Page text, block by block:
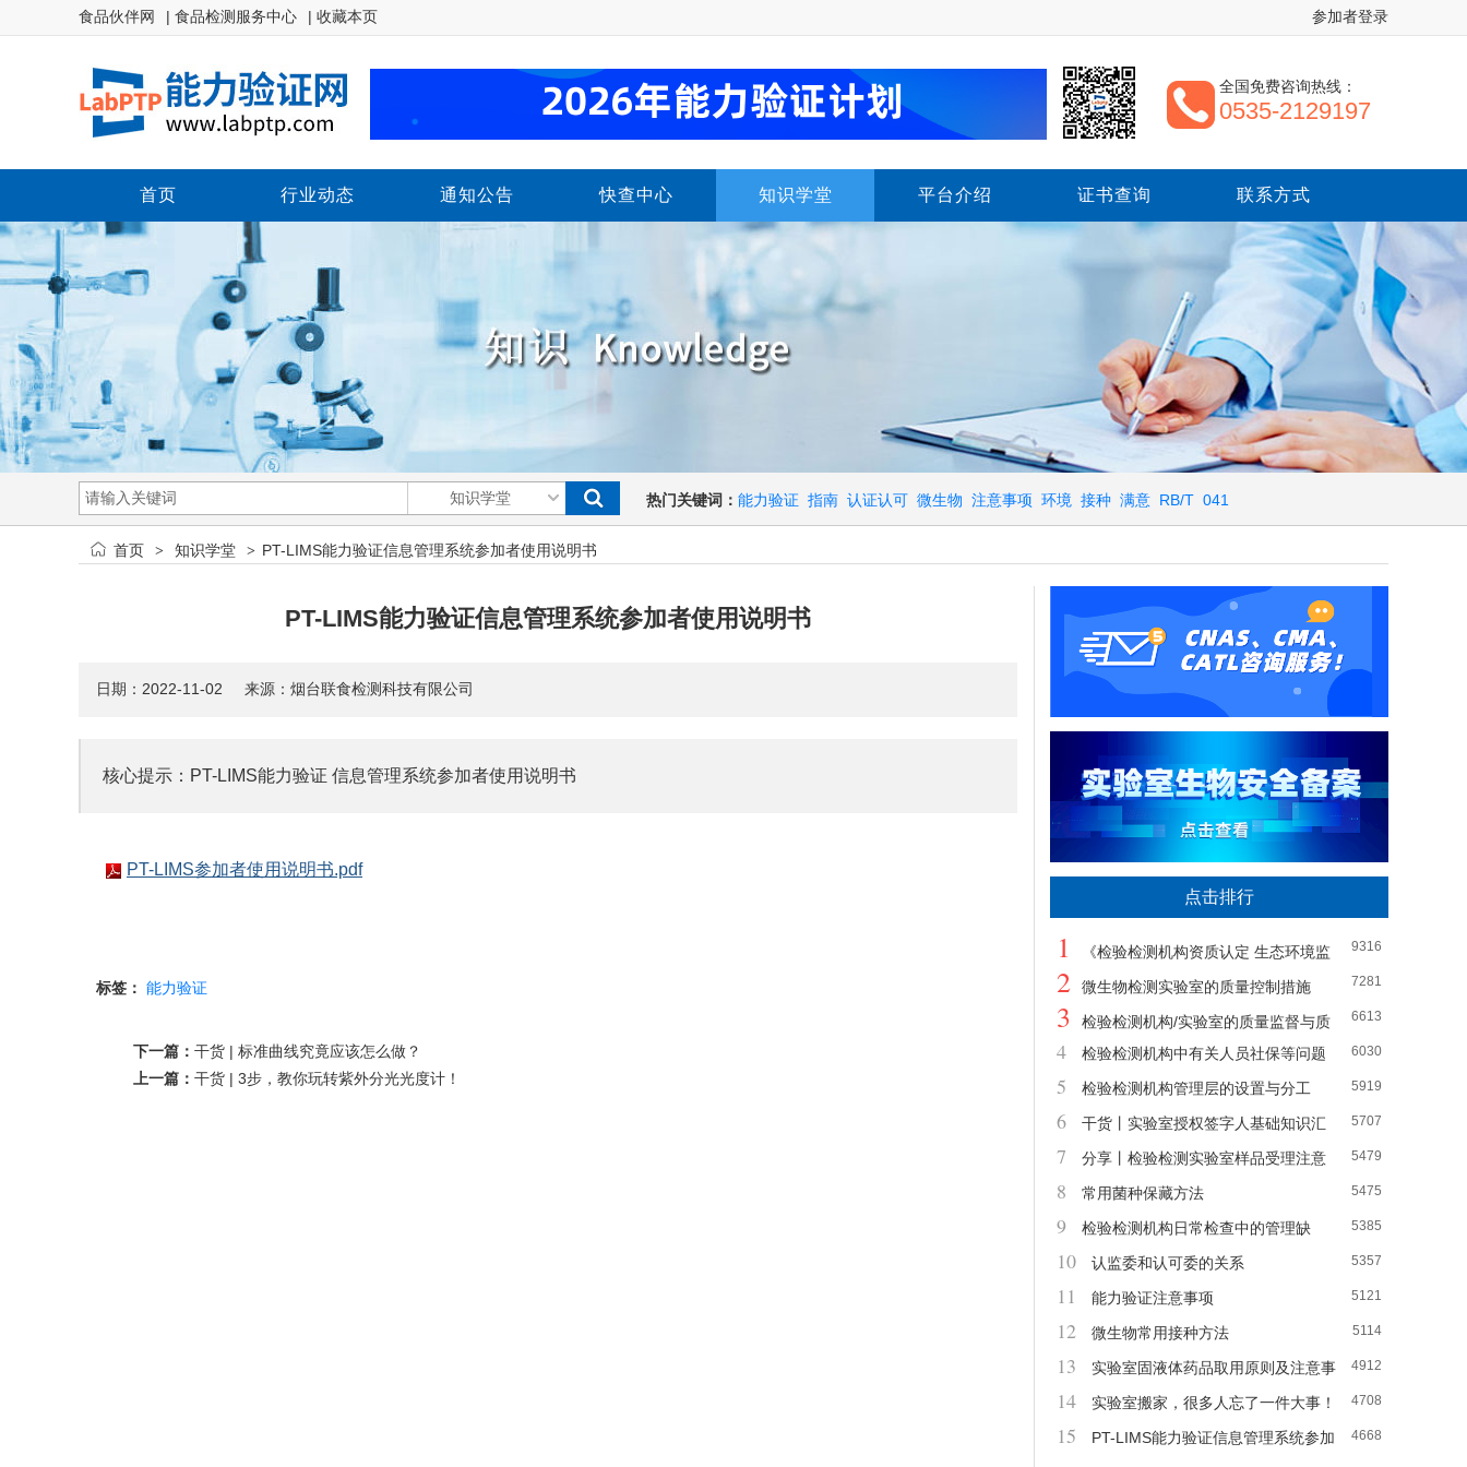
参加者登录
食品伙伴网 | 食品检测服务中心 | 收藏本页
全国免费咨询热线：
0535-2129197
首页 行业动态 通知公告 快查中心 知识学堂 平台介绍 证书查询 联系方式
热门关键词： 能力验证 指南 认证认可 微生物 注意事项 环境 接种 满意 RB/T 041
首页 > 知识学堂 > PT-LIMS能力验证信息管理系统参加者使用说明书
PT-LIMS能力验证信息管理系统参加者使用说明书
日期：2022-11-02 来源：烟台联食检测科技有限公司
核心提示：PT-LIMS能力验证 信息管理系统参加者使用说明书
PT-LIMS参加者使用说明书.pdf
标签： 能力验证
下一篇： 干货 | 标准曲线究竟应该怎么做？
上一篇： 干货 | 3步，教你玩转紫外分光光度计！
点击排行
9316
1
《检验检测机构资质认定 生态环境监
测机构评审补充要求》官方解读
7281
2 微生物检测实验室的质量控制措施
6613
3
检验检测机构/实验室的质量监督与质
量负责人工作职责
6030
4
检验检测机构中有关人员社保等问题
汇总
5919
5 检验检测机构管理层的设置与分工
5707
6
干货丨实验室授权签字人基础知识汇
总
5479
7
分享丨检验检测实验室样品受理注意
事项
5475
8 常用菌种保藏方法
5385
9
检验检测机构日常检查中的管理缺
陷，快看看你遇到过吗？
5357
10 认监委和认可委的关系
5121
11 能力验证注意事项
5114
12 微生物常用接种方法
4912
13
实验室固液体药品取用原则及注意事
项
4708
14 实验室搬家，很多人忘了一件大事！
4668
15
PT-LIMS能力验证信息管理系统参加